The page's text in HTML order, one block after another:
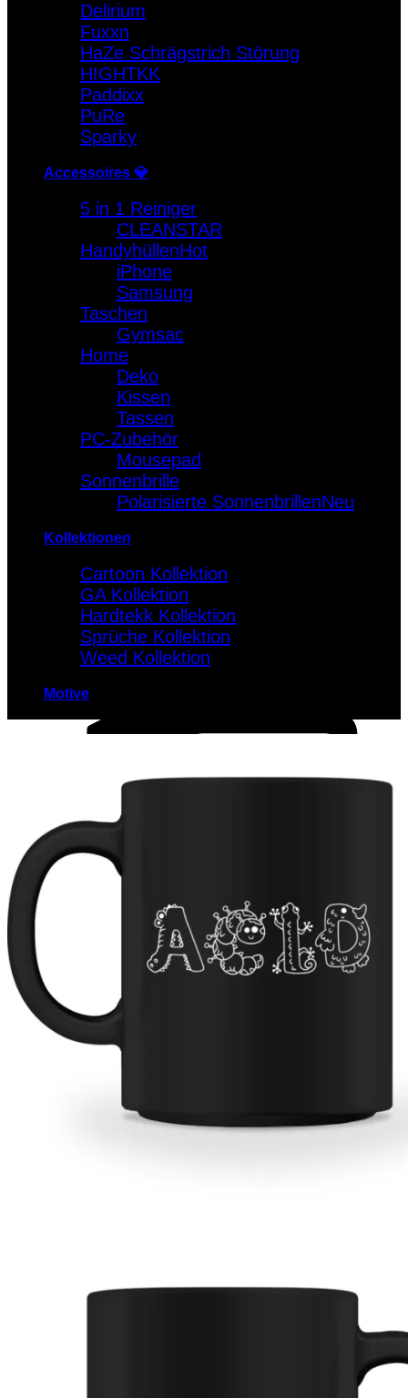
Delirium
Fuxxn
HaZe Schrägstrich Störung
HIGHTKK
Paddixx
PuRe
Sparky
Accessoires 💎
5 in 1 Reiniger
CLEANSTAR
Handyhüllen
iPhone
Samsung
Taschen
Gymsac
Home
Deko
Kissen
Tassen
PC-Zubehör
Mousepad
Sonnenbrille
Polarisierte Sonnenbrillen
Kollektionen
Cartoon Kollektion
GA Kollektion
Hardtekk Kollektion
Sprüche Kollektion
Weed Kollektion
Motive